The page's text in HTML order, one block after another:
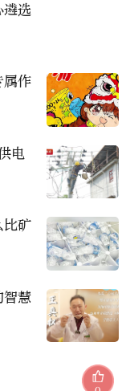
遴选
属作
电
比矿
智慧